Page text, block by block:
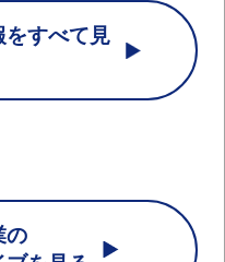
をすべて見
の